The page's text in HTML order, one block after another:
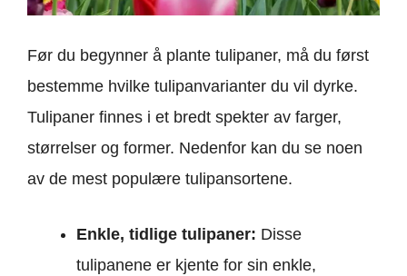
Før du begynner å plante tulipaner, må du først
bestemme hvilke tulipanvarianter du vil dyrke.
Tulipaner finnes i et bredt spekter av farger,
størrelser og former. Nedenfor kan du se noen
av de mest populære tulipansortene.
Enkle, tidlige tulipaner: Disse
tulipanene er kjente for sin enkle,